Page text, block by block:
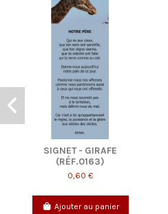
SIGNET - ÉLÉPHANTS
(RÉF.0162)
Ajouter au panier